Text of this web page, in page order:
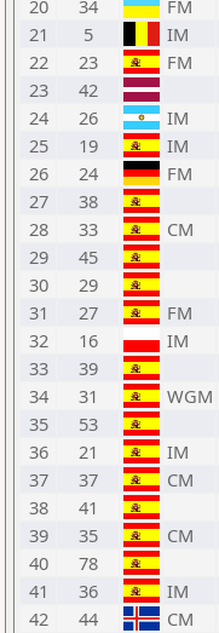
20
34 FM
21
5 IM
22
23 FM
23
42
24
26 IM
25
19 IM
26
24 FM
27
38
28
33 CM
29
45
30
29
31
27 FM
32
16 IM
33
39
34
31 WGM
35
53
36
21 IM
37
37 CM
38
41
39
35 CM
40
78
41
36 IM
42
44 CM